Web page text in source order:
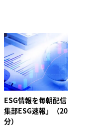
ESG情報を毎朝配信「オル
集部ESG速報」（2026年8
分）